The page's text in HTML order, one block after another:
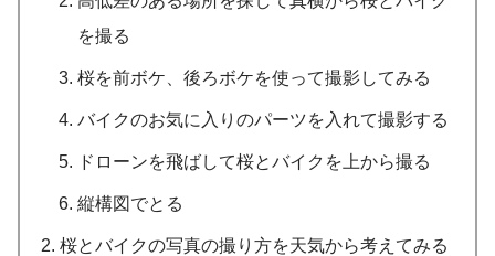
を撮る
桜を前ボケ、後ろボケを使って撮影してみる
バイクのお気に入りのパーツを入れて撮影する
ドローンを飛ばして桜とバイクを上から撮る
縦構図でとる
桜とバイクの写真の撮り方を天気から考えてみる